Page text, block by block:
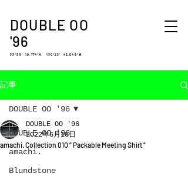
DOUBLE OO
'96
33°35′ 10.774″N 130°23′ 42.048″W
記事
DOUBLE OO '96
amachi.
Blundstone
DOUBLE OO '96
amachi. Collection 010 “ Packable Meeting Shirt “
DOUBLE OO '96
2022年6月18日